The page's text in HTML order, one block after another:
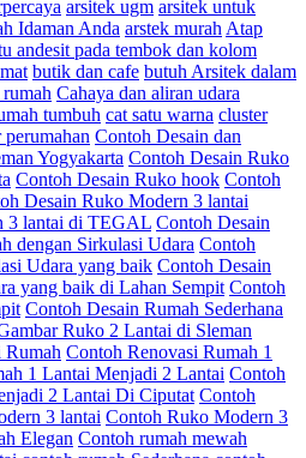
arsitek ugm arsitek untuk
Idaman Anda arstek murah Atap
andesit pada tembok dan kolom
butik dan cafe butuh Arsitek dalam
Cahaya dan aliran udara
tumbuh cat satu warna cluster
perumahan Contoh Desain dan
Yogyakarta Contoh Desain Ruko
Contoh Desain Ruko hook Contoh
Desain Ruko Modern 3 lantai
3 lantai di TEGAL Contoh Desain
dengan Sirkulasi Udara Contoh
Udara yang baik Contoh Desain
yang baik di Lahan Sempit Contoh
Contoh Desain Rumah Sederhana
Ruko 2 Lantai di Sleman
Rumah Contoh Renovasi Rumah 1
1 Lantai Menjadi 2 Lantai Contoh
2 Lantai Di Ciputat Contoh
3 lantai Contoh Ruko Modern 3
Elegan Contoh rumah mewah